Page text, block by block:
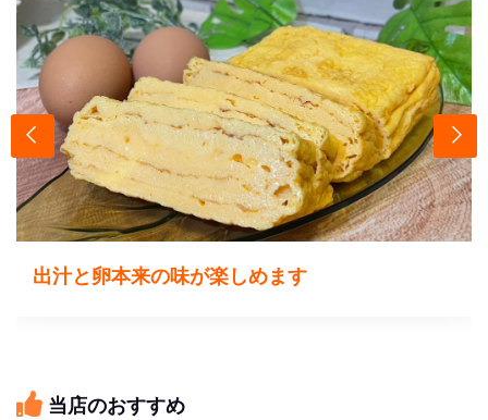
出汁と卵本来の味が楽しめます
当店のおすすめ